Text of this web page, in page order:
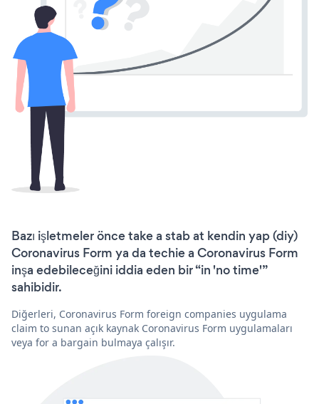
Bazı işletmeler önce take a stab at kendin yap (diy)
Coronavirus Form ya da techie a Coronavirus Form
inşa edebileceğini iddia eden bir “in 'no time'”
sahibidir.
Diğerleri, Coronavirus Form foreign companies uygulama
claim to sunan açık kaynak Coronavirus Form uygulamaları
veya for a bargain bulmaya çalışır.